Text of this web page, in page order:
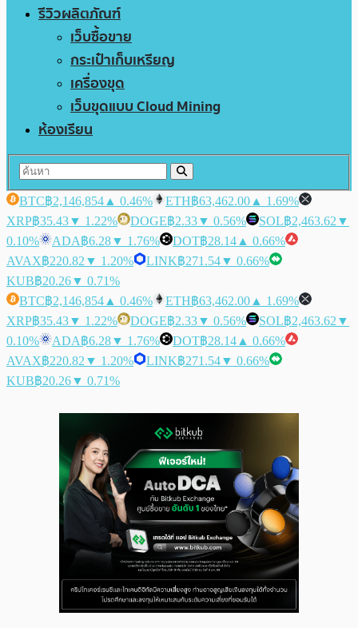
รีวิวผลิตภัณฑ์
เว็บซื้อขาย
กระเป๋าเก็บเหรียญ
เครื่องขุด
เว็บขุดแบบ Cloud Mining
ห้องเรียน
BTC฿2,146,854 ▲ 0.46% ETH฿63,462.00 ▲ 1.69%
XRP฿35.43▼ 1.22% DOGE฿2.33▼ 0.56% SOL฿2,463.62 ▼
0.10%
ADA฿6.28▼ 1.76% DOT฿28.14 ▲ 0.66%
AVAX฿220.82 ▼ 1.20% LINK฿271.54▼ 0.66%
KUB฿20.26▼ 0.71%
BTC฿2,146,854 ▲ 0.46% ETH฿63,462.00 ▲ 1.69%
XRP฿35.43▼ 1.22% DOGE฿2.33▼ 0.56% SOL฿2,463.62 ▼
0.10%
ADA฿6.28▼ 1.76% DOT฿28.14 ▲ 0.66%
AVAX฿220.82 ▼ 1.20% LINK฿271.54▼ 0.66%
KUB฿20.26▼ 0.71%